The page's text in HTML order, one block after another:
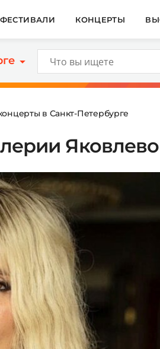
ФЕСТИВАЛИ КОНЦЕРТЫ
в Санкт-Петербурге